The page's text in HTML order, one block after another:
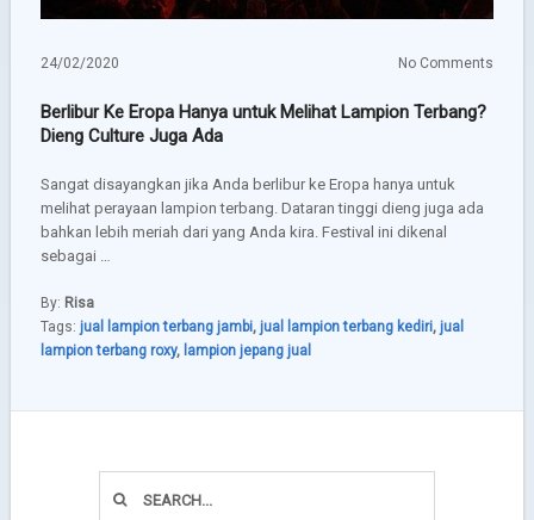
24/02/2020 No Comments
Berlibur Ke Eropa Hanya untuk Melihat Lampion Terbang?
Dieng Culture Juga Ada
Sangat disayangkan jika Anda berlibur ke Eropa hanya untuk
melihat perayaan lampion terbang. Dataran tinggi dieng juga ada
bahkan lebih meriah dari yang Anda kira. Festival ini dikenal
sebagai …
By: Risa
Tags: jual lampion terbang jambi, jual lampion terbang kediri, jual
lampion terbang roxy, lampion jepang jual